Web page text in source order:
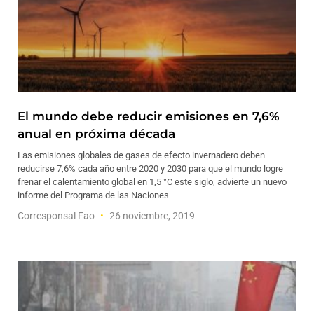
El mundo debe reducir emisiones en 7,6%
anual en próxima década
Las emisiones globales de gases de efecto invernadero deben
reducirse 7,6% cada año entre 2020 y 2030 para que el mundo logre
frenar el calentamiento global en 1,5 °C este siglo, advierte un nuevo
informe del Programa de las Naciones
Corresponsal Fao 26 noviembre, 2019